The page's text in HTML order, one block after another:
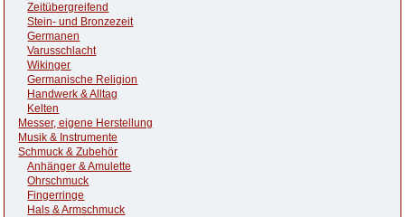
Zeitübergreifend
Stein- und Bronzezeit
Germanen
Varusschlacht
Wikinger
Germanische Religion
Handwerk & Alltag
Kelten
Messer, eigene Herstellung
Musik & Instrumente
Schmuck & Zubehör
Anhänger & Amulette
Ohrschmuck
Fingerringe
Hals & Armschmuck